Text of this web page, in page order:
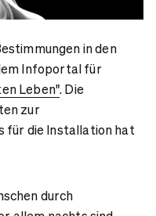
in den
Infoportal für
Leben". Die
zur
für die Installation hat
durch